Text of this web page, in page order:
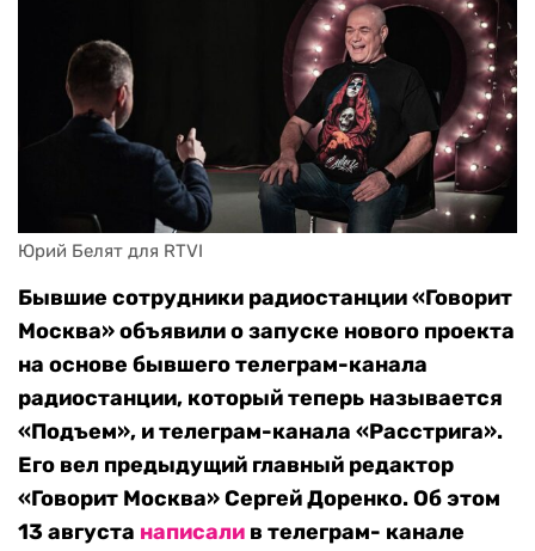
Юрий Белят для RTVI
Бывшие сотрудники радиостанции «Говорит
Москва» объявили о запуске нового проекта
на основе бывшего телеграм-канала
радиостанции, который теперь называется
«Подъем», и телеграм-канала «Расстрига».
Его вел предыдущий главный редактор
«Говорит Москва» Сергей Доренко. Об этом
13 августа написали в телеграм- канале